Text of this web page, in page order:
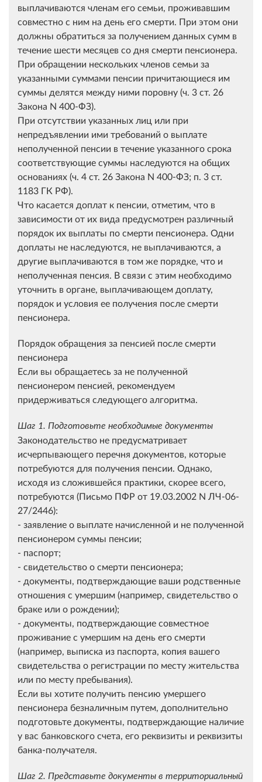
выплачиваются членам его семьи, проживавшим
совместно с ним на день его смерти. При этом они
должны обратиться за получением данных сумм в
течение шести месяцев со дня смерти пенсионера.
При обращении нескольких членов семьи за
указанными суммами пенсии причитающиеся им
суммы делятся между ними поровну (ч. 3 ст. 26
Закона N 400-ФЗ).
При отсутствии указанных лиц или при
непредъявлении ими требований о выплате
неполученной пенсии в течение указанного срока
соответствующие суммы наследуются на общих
основаниях (ч. 4 ст. 26 Закона N 400-ФЗ; п. 3 ст.
1183 ГК РФ).
Что касается доплат к пенсии, отметим, что в
зависимости от их вида предусмотрен различный
порядок их выплаты по смерти пенсионера. Одни
доплаты не наследуются, не выплачиваются, а
другие выплачиваются в том же порядке, что и
неполученная пенсия. В связи с этим необходимо
уточнить в органе, выплачивающем доплату,
порядок и условия ее получения после смерти
пенсионера.
Порядок обращения за пенсией после смерти
пенсионера
Если вы обращаетесь за не полученной
пенсионером пенсией, рекомендуем
придерживаться следующего алгоритма.
Шаг 1. Подготовьте необходимые документы
Законодательство не предусматривает
исчерпывающего перечня документов, которые
потребуются для получения пенсии. Однако,
исходя из сложившейся практики, скорее всего,
потребуются (Письмо ПФР от 19.03.2002 N ЛЧ-06-
27/2446):
- заявление о выплате начисленной и не полученной
пенсионером суммы пенсии;
- паспорт;
- свидетельство о смерти пенсионера;
- документы, подтверждающие ваши родственные
отношения с умершим (например, свидетельство о
браке или о рождении);
- документы, подтверждающие совместное
проживание с умершим на день его смерти
(например, выписка из паспорта, копия вашего
свидетельства о регистрации по месту жительства
или по месту пребывания).
Если вы хотите получить пенсию умершего
пенсионера безналичным путем, дополнительно
подготовьте документы, подтверждающие наличие
у вас банковского счета, его реквизиты и реквизиты
банка-получателя.
Шаг 2. Представьте документы в территориальный